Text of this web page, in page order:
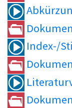
Index-/